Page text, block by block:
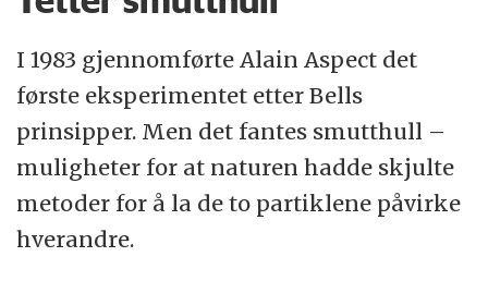
I 1983 gjennomførte Alain Aspect det
første eksperimentet etter Bells
prinsipper. Men det fantes smutthull –
muligheter for at naturen hadde skjulte
metoder for å la de to partiklene påvirke
hverandre.